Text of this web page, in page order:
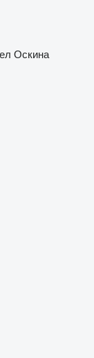
Оскина